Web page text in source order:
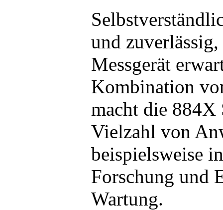
und
Messgerät
Kombination
macht die 884X
Vielzahl von
beispielsweise
Forschung und
Wartung.